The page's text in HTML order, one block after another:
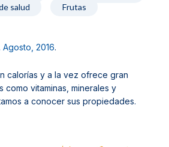
salud
Frutas
Agosto, 2016.
calorías y a la vez ofrece gran
como vitaminas, minerales y
a conocer sus propiedades.